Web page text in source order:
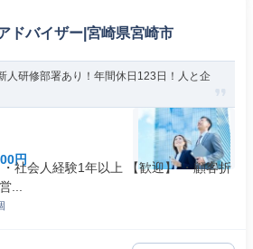
ドバイザー|宮崎県宮崎市
人研修部署あり！年間休日123日！人と企
円
社会人経験1年以上 【歓迎】 ・顧客折
...